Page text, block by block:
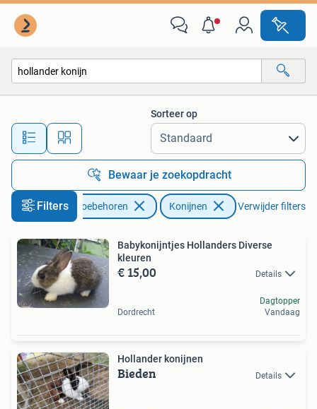
Alle afstanden…
Sorteer op
Bewaar je zoekopdracht
Filters
Dieren en Toebehoren Konijnen Verwijder filters
Babykonijntjes Hollanders Diverse
kleuren
€ 15,00 Details
Dordrecht
Dagtopper
Vandaag
Hollander konijnen
Bieden Details